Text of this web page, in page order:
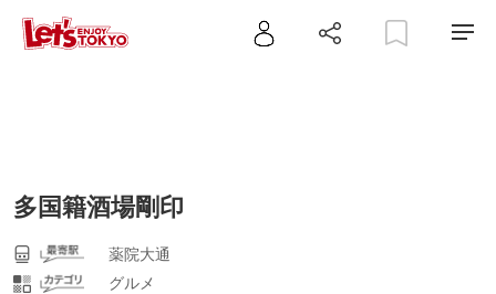
多国籍酒場剛印
薬院大通
グルメ